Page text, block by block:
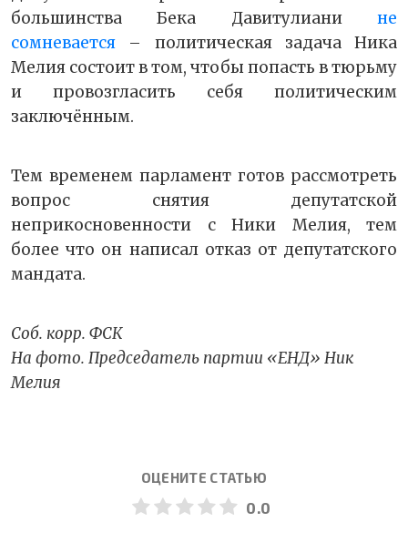
большинства Бека Давитулиани не
сомневается – политическая задача Ника
Мелия состоит в том, чтобы попасть в тюрьму
и провозгласить себя политическим
заключённым.
Тем временем парламент готов рассмотреть
вопрос снятия депутатской
неприкосновенности с Ники Мелия, тем
более что он написал отказ от депутатского
мандата.
Соб. корр. ФСК
На фото. Председатель партии «ЕНД» Ник
Мелия
ОЦЕНИТЕ СТАТЬЮ
0.0